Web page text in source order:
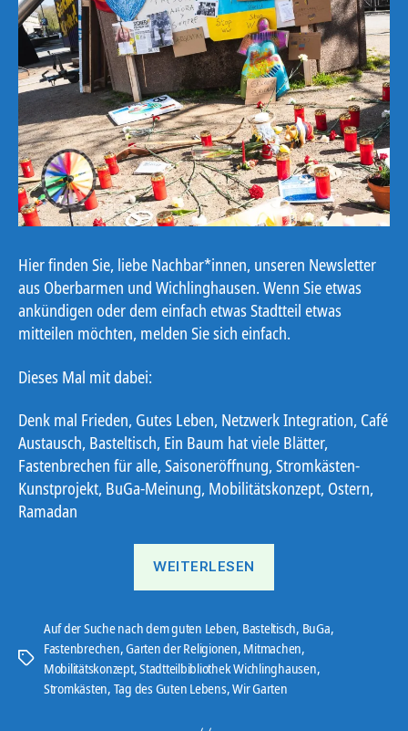
Hier finden Sie, liebe Nachbar*innen, unseren Newsletter
aus Oberbarmen und Wichlinghausen. Wenn Sie etwas
ankündigen oder dem einfach etwas Stadtteil etwas
mitteilen möchten, melden Sie sich einfach.
Dieses Mal mit dabei:
Denk mal Frieden, Gutes Leben, Netzwerk Integration, Café
Austausch, Basteltisch, Ein Baum hat viele Blätter,
Fastenbrechen für alle, Saisoneröffnung, Stromkästen-
Kunstprojekt, BuGa-Meinung, Mobilitätskonzept, Ostern,
Ramadan
WEITERLESEN
Schlagwörter
Auf der Suche nach dem guten Leben, Basteltisch, BuGa,
Fastenbrechen,Garten der Religionen, Mitmachen,
Mobilitätskonzept,Stadtteilbibliothek Wichlinghausen,
Stromkästen, Tag des Guten Lebens,Wir Garten